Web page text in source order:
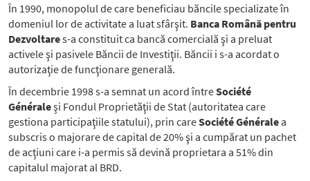
În 1990, monopolul de care beneficiau băncile specializate în
domeniul lor de activitate a luat sfârşit. Banca Română pentru
Dezvoltares-a constituit ca bancă comercială şi a preluat
activele şi pasivele Băncii de Investiţii. Băncii i s-a acordat o
autorizaţie de funcţionare generală.
În decembrie 1998 s-a semnat un acord întreSociété
Généraleşi Fondul Proprietăţii de Stat (autoritatea care
gestiona participaţiile statului), prin careSociété Généralea
subscris o majorare de capital de 20% şi a cumpărat un pachet
de acţiuni care i-a permis să devină proprietara a 51% din
capitalul majorat al BRD.